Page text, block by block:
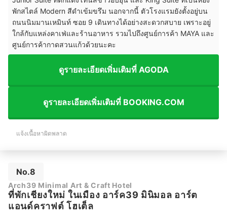
พักสไตล์ Modern สีดำเข้มขรึม นอกจากนี้ ตัวโรงแรมยังตั้งอยู่บน
ถนนนิมมานเหมินท์ ซอย 9 เดินทางได้อย่างสะดวกสบาย เพราะอยู่
ใกล้กับแหล่งคาเฟ่และร้านอาหาร รวมไปถึงศูนย์การค้า MAYA และ
ศูนย์การค้ากาดสวนแก้วด้วยนะคะ
ดูรายละเอียดเพิ่มเติมที่ AGODA
ดูรายละเอียดเพิ่มเติมที่ BOOKING.COM
แจ้งเนื้อหาผิดพลาด
No.8
Arch39 Minimal Art & Craft Hotel
ที่พักเชียงใหม่ ในเมือง อาร์ค39 มินิมอล อาร์ต
แอนด์คราฟต์ โฮเต็ล